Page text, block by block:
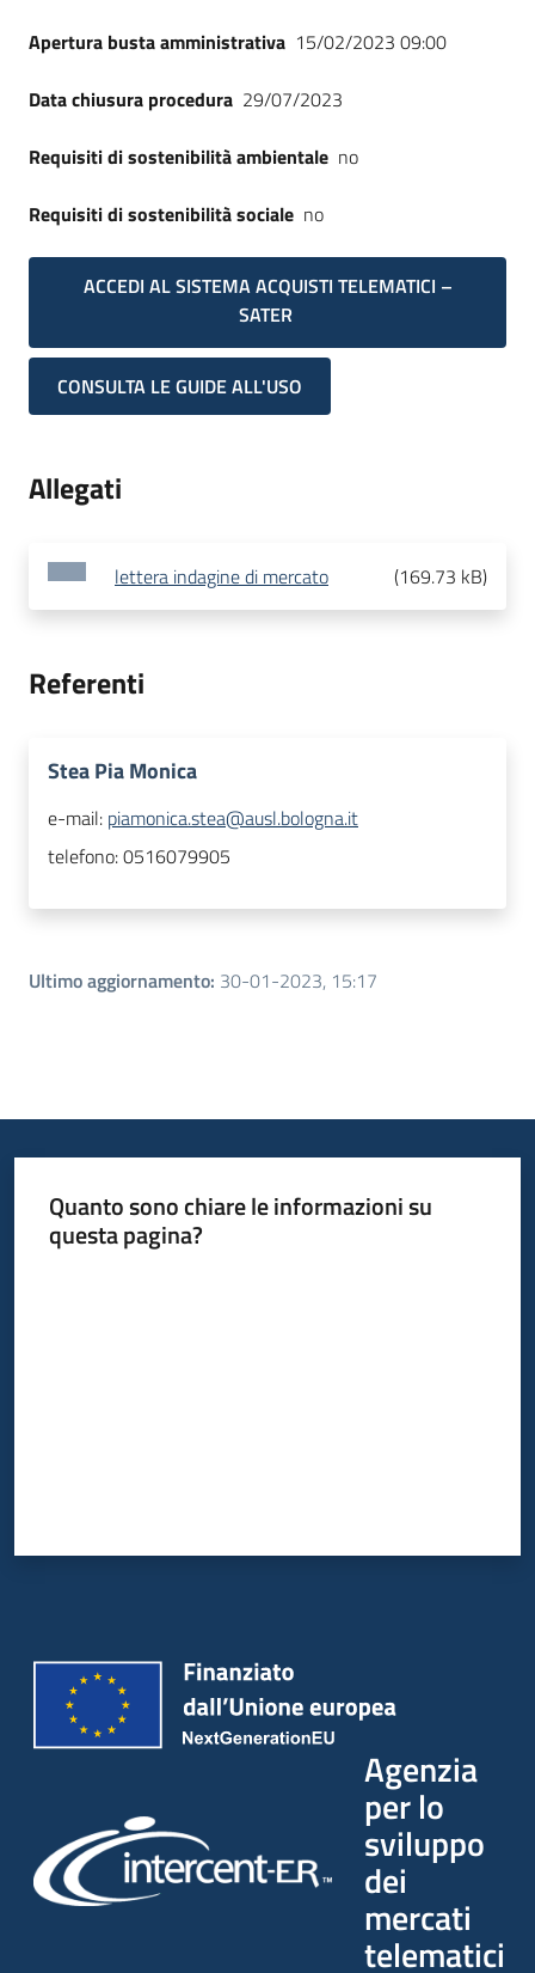
Apertura busta amministrativa 15/02/2023 09:00
Data chiusura procedura 29/07/2023
Requisiti di sostenibilità ambientale no
Requisiti di sostenibilità sociale no
ACCEDI AL SISTEMA ACQUISTI TELEMATICI –
SATER
CONSULTA LE GUIDE ALL'USO
Allegati
lettera indagine di mercato (169.73 kB)
Referenti
Stea Pia Monica
e-mail: piamonica.stea@ausl.bologna.it
telefono:0516079905
Ultimo aggiornamento: 30-01-2023, 15:17
Quanto sono chiare le informazioni su
questa pagina?
Agenzia
per lo
sviluppo
dei
mercati
telematici